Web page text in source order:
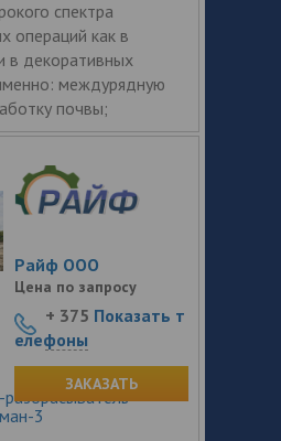
спектра
операций как в
в декоративных
междурядную
почвы;
3
Райф ООО
Цена по запросу
+ 375 Показать т
елефоны
ЗАКАЗАТЬ